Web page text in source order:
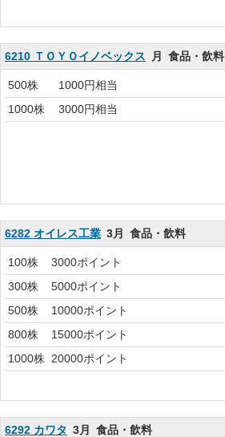
6210 ＴＯＹＯイノベックス 月 食品・飲料
500株
1000円相当
1000株
3000円相当
6282 オイレス工業 3月 食品・飲料
100株
3000ポイント
300株
5000ポイント
500株
10000ポイント
800株
15000ポイント
1000株 20000ポイント
6292 カワタ 3月 食品・飲料